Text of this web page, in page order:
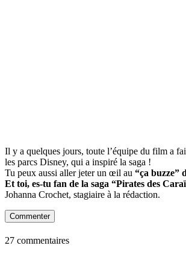
Il y a quelques jours, toute l’équipe du film a
les parcs Disney, qui a inspiré la saga !
Tu peux aussi aller jeter un œil au “ça buzze”
Et toi, es-tu fan de la saga “Pirates des
Johanna Crochet, stagiaire à la rédaction.
Commenter
27 commentaires